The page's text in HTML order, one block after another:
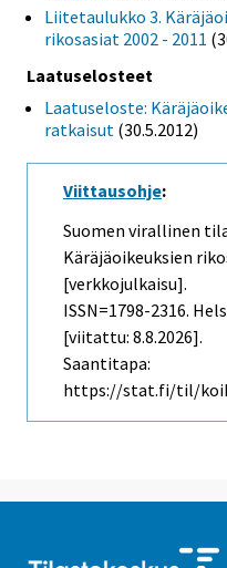
Liitetaulukko 3.
rikosasiat 2002 - 2011
Laatuselosteet
Laatuseloste:
ratkaisut (30.5.2012)
Viittausohje:
Suomen virallinen
Käräjäoikeuksien
[verkkojulkaisu].
ISSN=1798-2316.
[viitattu: 8.8.2026].
Saantitapa:
https://stat.fi/til/